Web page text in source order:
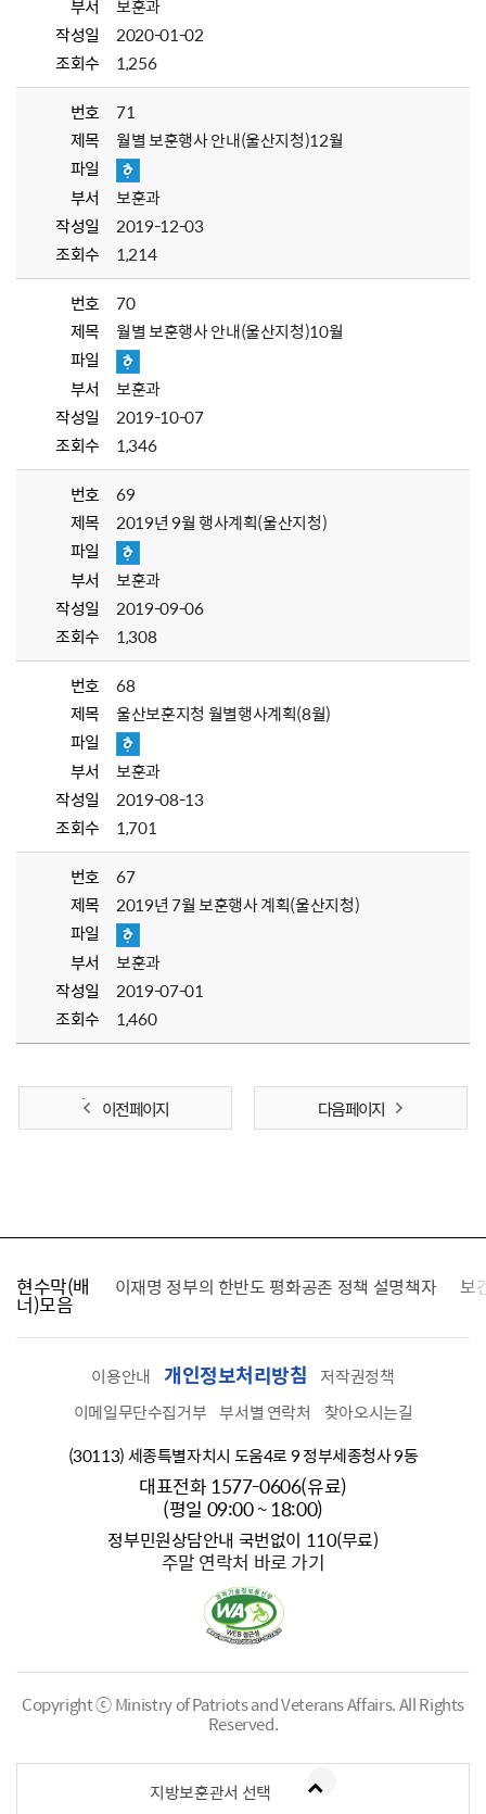
부서
보훈과
작성일
2020-01-02
조회수
1,256
번호
71
제목
월별 보훈행사 안내(울산지청)12월
파일
부서
보훈과
작성일
2019-12-03
조회수
1,214
번호
70
제목
월별 보훈행사 안내(울산지청)10월
파일
부서
보훈과
작성일
2019-10-07
조회수
1,346
번호
69
제목
2019년 9월 행사계획(울산지청)
파일
부서
보훈과
작성일
2019-09-06
조회수
1,308
번호
68
제목
울산보훈지청 월별행사계획(8월)
파일
부서
보훈과
작성일
2019-08-13
조회수
1,701
번호
67
제목
2019년 7월 보훈행사 계획(울산지청)
파일
부서
보훈과
작성일
2019-07-01
조회수
1,460
이전 페이지 다음 페이지
현수막(배
너)모음
찾습니다 이재명 정부의 한반도 평화공존 정책 설명책자 보
이용안내 개인정보처리방침
저작권정책
이메일무단수집거부 부서별 연락처
찾아오시는길
(30113) 세종특별자치시 도움4로 9 정부세종청사 9동
대표전화 1577-0606(유료)
(평일 09:00 ~ 18:00)
정부민원상담안내 국번없이 110(무료)
주말 연락처 바로 가기
Copyright ⓒ Ministry of Patriots and Veterans Affairs.All Rights
Reserved.
지방보훈관서 선택